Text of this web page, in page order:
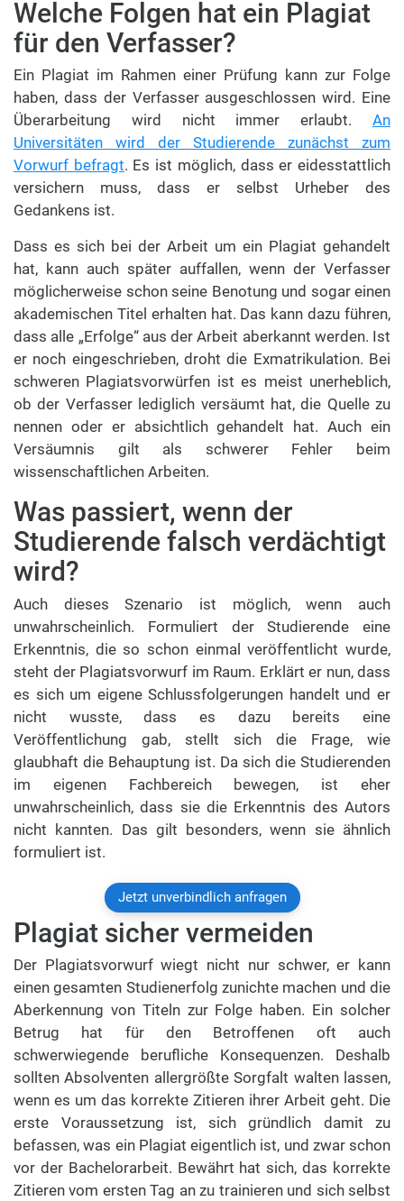
Welche Folgen hat ein Plagiat
für den Verfasser?
Ein Plagiat im Rahmen einer Prüfung kann zur Folge
haben, dass der Verfasser ausgeschlossen wird. Eine
Überarbeitung wird nicht immer erlaubt. An
Universitäten wird der Studierende zunächst zum
Vorwurf befragt. Es ist möglich, dass er eidesstattlich
versichern muss, dass er selbst Urheber des
Gedankens ist.
Dass es sich bei der Arbeit um ein Plagiat gehandelt
hat, kann auch später auffallen, wenn der Verfasser
möglicherweise schon seine Benotung und sogar einen
akademischen Titel erhalten hat. Das kann dazu führen,
dass alle „Erfolge“ aus der Arbeit aberkannt werden. Ist
er noch eingeschrieben, droht die Exmatrikulation. Bei
schweren Plagiatsvorwürfen ist es meist unerheblich,
ob der Verfasser lediglich versäumt hat, die Quelle zu
nennen oder er absichtlich gehandelt hat. Auch ein
Versäumnis gilt als schwerer Fehler beim
wissenschaftlichen Arbeiten.
Was passiert, wenn der
Studierende falsch verdächtigt
wird?
Auch dieses Szenario ist möglich, wenn auch
unwahrscheinlich. Formuliert der Studierende eine
Erkenntnis, die so schon einmal veröffentlicht wurde,
steht der Plagiatsvorwurf im Raum. Erklärt er nun, dass
es sich um eigene Schlussfolgerungen handelt und er
nicht wusste, dass es dazu bereits eine
Veröffentlichung gab, stellt sich die Frage, wie
glaubhaft die Behauptung ist. Da sich die Studierenden
im eigenen Fachbereich bewegen, ist eher
unwahrscheinlich, dass sie die Erkenntnis des Autors
nicht kannten. Das gilt besonders, wenn sie ähnlich
formuliert ist.
Jetzt unverbindlich anfragen
Plagiat sicher vermeiden
Der Plagiatsvorwurf wiegt nicht nur schwer, er kann
einen gesamten Studienerfolg zunichte machen und die
Aberkennung von Titeln zur Folge haben. Ein solcher
Betrug hat für den Betroffenen oft auch
schwerwiegende berufliche Konsequenzen. Deshalb
sollten Absolventen allergrößte Sorgfalt walten lassen,
wenn es um das korrekte Zitieren ihrer Arbeit geht. Die
erste Voraussetzung ist, sich gründlich damit zu
befassen, was ein Plagiat eigentlich ist, und zwar schon
vor der Bachelorarbeit. Bewährt hat sich, das korrekte
Zitieren vom ersten Tag an zu trainieren und sich selbst